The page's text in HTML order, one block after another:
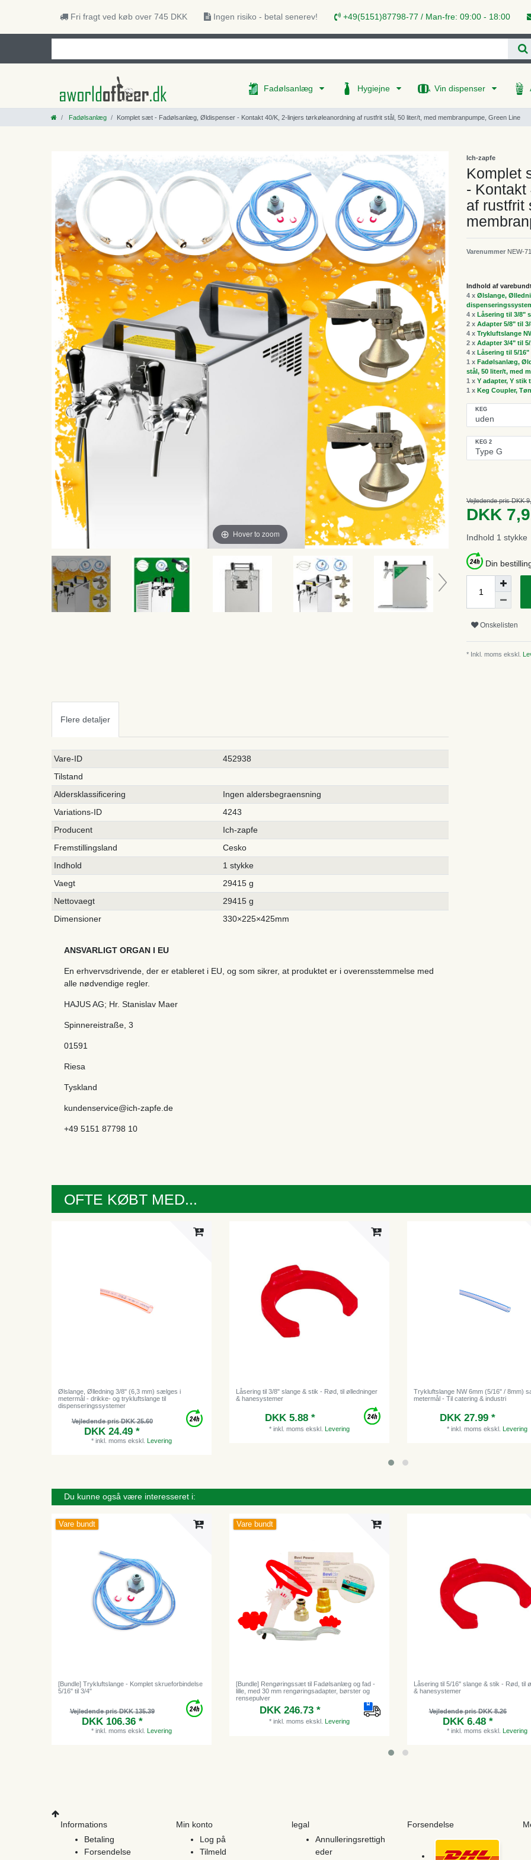
Fri fragt ved køb over 745 DKK Ingen risiko - betal senerev! +49(5151)87798-77 / Man-fre: 09:00 - 18:00
Fadølsanlæg Hygiejne Vin dispenser
Fadølsanlæg Komplet sæt - Fadølsanlæg, Øldispenser - Kontakt 40/K, 2-linjers tørkøleanordning af rustfrit stål, 50 liter/t, med membranpumpe, Green Line
Hover to zoom
Ich-zapfe
Komplet
-
af rustfrit
Varenummer NEW-
Indhold af
4 x Ølslange,
4 x Låsering til 3/8"
2 x Adapter 5/8" til
4 x Trykluftslange
2 x Adapter 3/4" til
4 x Låsering til 5/
1 x Fadølsanlæg,
stål, 50 liter/t, med
1 x Y adapter, Y stik
1 x Keg Coupler,
KEG
KEG 2
Vejledende pris DKK
DKK
Indhold 1 stykke
Din
Onskelisten
* Inkl. moms ekskl.
Flere detaljer
Ceres::Template.singleItemTechnicalDataAttribute
Ceres::Template.singleItemTechnicalDataValue
Vare-ID
452938
Tilstand
Aldersklassificering
Ingen aldersbegraensning
Variations-ID
4243
Producent
Ich-zapfe
Fremstillingsland
Cesko
Indhold
1 stykke
Vaegt
29415 g
Nettovaegt
29415 g
Dimensioner
330×225×425mm
ANSVARLIGT ORGAN I EU
En erhvervsdrivende, der er etableret i EU, og som sikrer, at produktet er i overensstemmelse med
alle nødvendige regler.
HAJUS AG; Hr. Stanislav Maer
Spinnereistraße 3
01591
Riesa
Tyskland
kundenservice@ich-zapfe.de
+49 5151 87798 10
OFTE KØBT MED...
Ølslange, Ølledning 3/8" (6,3 mm) sælges i
metermål - drikke- og trykluftslange til
dispenseringssystemer
Vejledende pris DKK 25.60
DKK 24.49 *
* inkl. moms ekskl. Levering
Låsering til 3/8" slange & stik - Rød, til ølledninger
& hanesystemer
DKK 5.88 *
* inkl. moms ekskl. Levering
Trykluftslange NW 6mm (5/16" / 8mm)
metermål - Til catering & industri
DKK 27.99 *
* inkl. moms ekskl. Levering
Du kunne også være interesseret i:
Vare bundt
[Bundle] Trykluftslange - Komplet skrueforbindelse
5/16" til 3/4"
Vejledende pris DKK 135.39
DKK 106.36 *
* inkl. moms ekskl. Levering
Vare bundt
[Bundle] Rengøringssæt til Fadølsanlæg og fad -
lille, med 30 mm rengøringsadapter, børster og
rensepulver
DKK 246.73 *
* inkl. moms ekskl. Levering
Låsering til 5/16" slange & stik - Rød, til
& hanesystemer
Vejledende pris DKK 8.26
DKK 6.48 *
* inkl. moms ekskl. Levering
Informations
Betaling
Forsendelse
Min konto
Log på
Tilmeld
legal
Annulleringsrettigh
eder
Forsendelse